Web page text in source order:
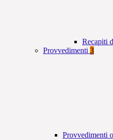
Recapiti
Provvedimenti 3
Provvedimenti